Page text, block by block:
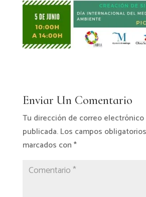
Enviar Un Comentario
Tu dirección de correo electrónico
publicada.Los campos
marcados con*